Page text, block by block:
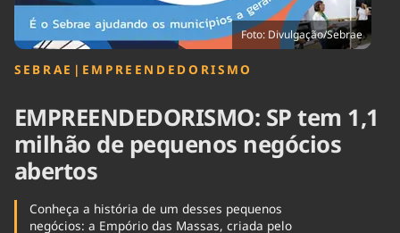
Foto: Divulgação/Sebrae
SEBRAE | EMPREENDEDORISMO
EMPREENDEDORISMO: SP tem 1,1
milhão de pequenos negócios
abertos
Conheça a história de um desses pequenos
negócios: a Empório das Massas, criada pelo